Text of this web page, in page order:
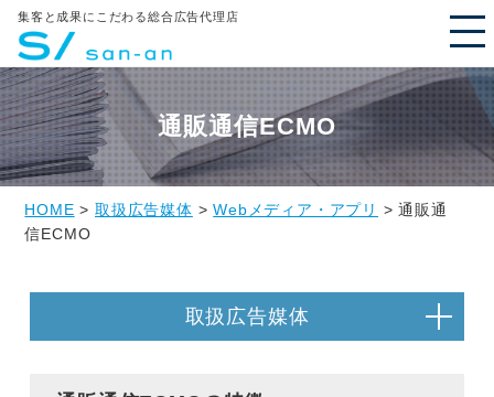
集客と成果にこだわる総合広告代理店
通販通信ECMO
HOME >取扱広告媒体 >Webメディア・アプリ > 通販通
信ECMO
取扱広告媒体